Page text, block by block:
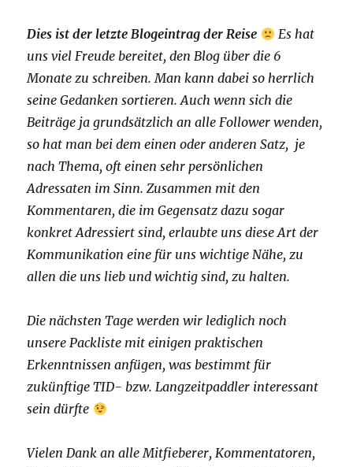
Dies ist der letzte Blogeintrag der Reise
Es hat
uns viel Freude bereitet, den Blog über die 6
Monate zu schreiben. Man kann dabei so herrlich
seine Gedanken sortieren. Auch wenn sich die
Beiträge ja grundsätzlich an alle Follower wenden,
so hat man bei dem einen oder anderen Satz, je
nach Thema, oft einen sehr persönlichen
Adressaten im Sinn. Zusammen mit den
Kommentaren, die im Gegensatz dazu sogar
konkret Adressiert sind, erlaubte uns diese Art der
Kommunikation eine für uns wichtige Nähe, zu
allen die uns lieb und wichtig sind, zu halten.
Die nächsten Tage werden wir lediglich noch
unsere Packliste mit einigen praktischen
Erkenntnissen anfügen, was bestimmt für
zukünftige TID- bzw. Langzeitpaddler interessant
sein dürfte
Vielen Dank an alle Mitfieberer, Kommentatoren,